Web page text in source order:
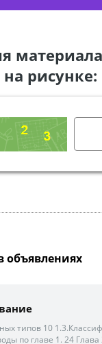
рисунке:
объявлениях
типов 10
по главе 1. 24